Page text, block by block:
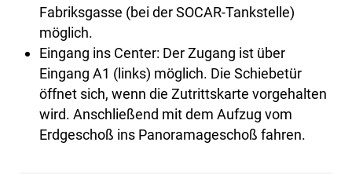
Fabriksgasse (bei der SOCAR-Tankstelle)
möglich.
Eingang ins Center: Der Zugang ist über
Eingang A1 (links) möglich. Die Schiebetür
öffnet sich, wenn die Zutrittskarte vorgehalten
wird. Anschließend mit dem Aufzug vom
Erdgeschoß ins Panoramageschoß fahren.